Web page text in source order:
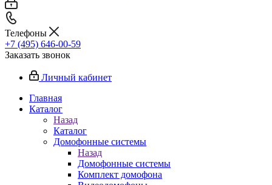
Телефоны
+7 (495) 646-00-59
Заказать звонок
Личный кабинет
Главная
Каталог
Назад
Каталог
Домофонные системы
Назад
Домофонные системы
Комплект домофона